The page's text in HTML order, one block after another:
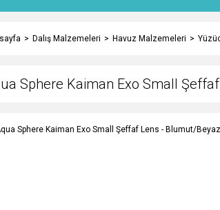
Dalış Malzemeleri Havuz Malzemeleri
Sphere Kaiman Exo Small